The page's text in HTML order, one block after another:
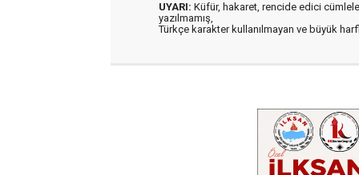
UYARI: Küfür, hakaret, rencide edici
yazılmamış,
Türkçe karakter kullanılmayan ve büyük